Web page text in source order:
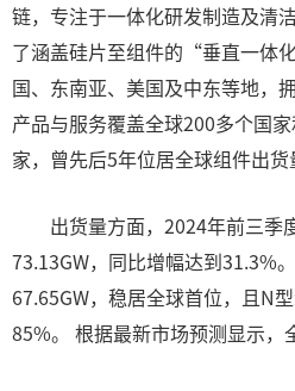
链，专注于一体化研发制造及清
了涵盖硅片至组件的“垂直一体
国、东南亚、美国及中东等地，
产品与服务覆盖全球200多个国
家，曾先后5年位居全球组件出货
出货量方面，2024年前三季
73.13GW，同比增幅达到31.3%
67.65GW，稳居全球首位，且N
85%。 根据最新市场预测显示，